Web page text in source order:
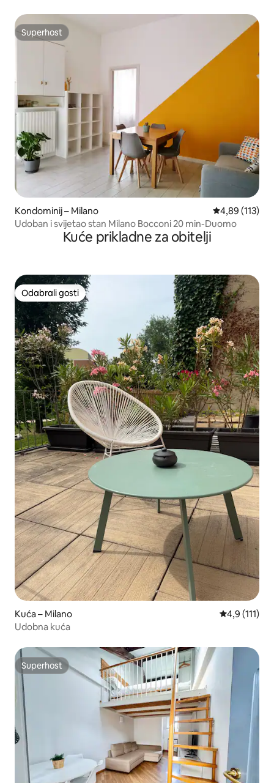
Superhost
Superhost
Kondominij – Milano Prosječna
4,89 (113)
Udoban i svijetao stan Milano Bocconi 20 min-Duomo
Kuće prikladne za obitelji
Odabrali gosti
Odabrali gosti
Kuća – Milano Prosječna
4,9 (111)
Udobna kuća
Superhost
Superhost